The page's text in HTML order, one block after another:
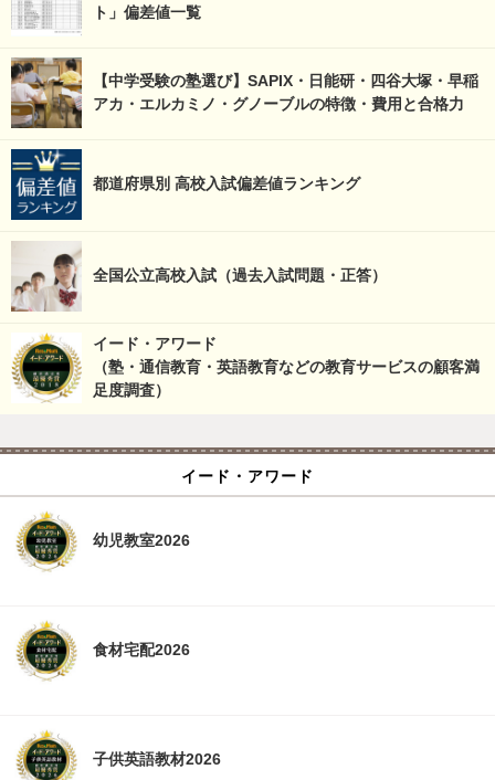
ト」偏差値一覧
【中学受験の塾選び】SAPIX・日能研・四谷大塚・早稲
アカ・エルカミノ・グノーブルの特徴・費用と合格力
都道府県別 高校入試偏差値ランキング
全国公立高校入試（過去入試問題・正答）
イード・アワード
（塾・通信教育・英語教育などの教育サービスの顧客満
足度調査）
イード・アワード
幼児教室2026
食材宅配2026
子供英語教材2026